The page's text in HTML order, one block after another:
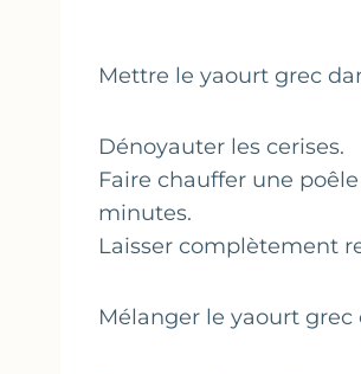
Mettre le yaourt grec
Dénoyauter les cerises.
Faire chauffer une
minutes.
Laisser complètement
Mélanger le yaourt grec